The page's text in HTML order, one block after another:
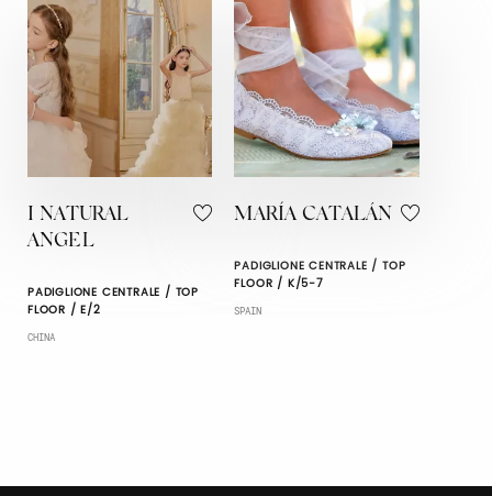
I NATURAL
ANGEL
PADIGLIONE CENTRALE / TOP
FLOOR / E/2
CHINA
MARÍA CATALÁN
PADIGLIONE CENTRALE / TOP
FLOOR / K/5-7
SPAIN